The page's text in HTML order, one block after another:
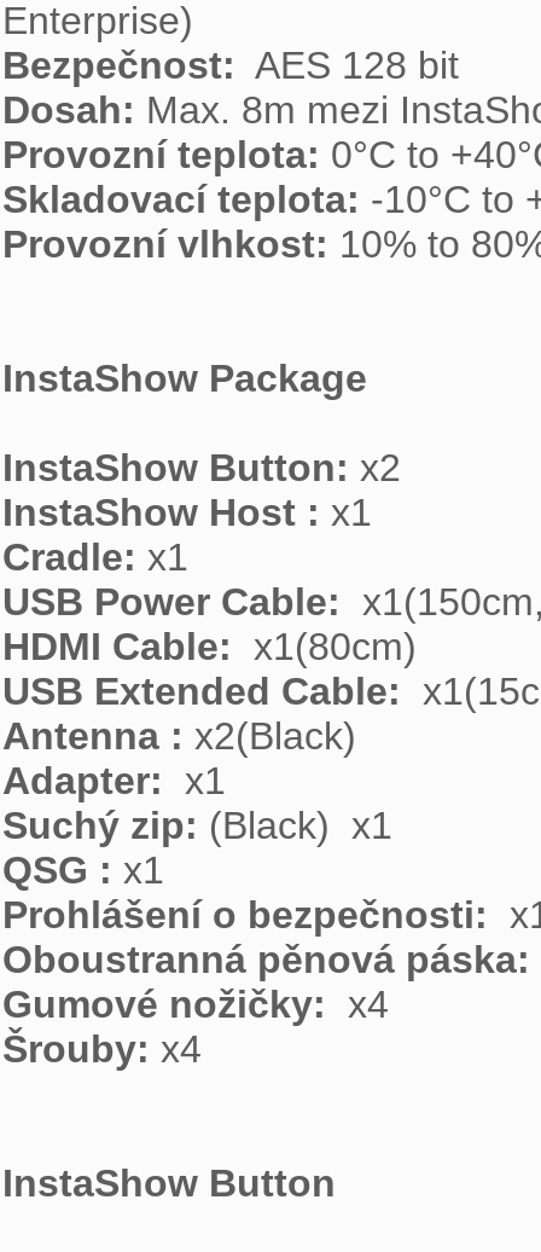
Bezpečnost:
Dosah:
Provozní teplota:
Skladovací teplota:
Provozní vlhkost: 10% to
InstaShow Package
InstaShow Button:
InstaShow Host :
Cradle:
USB Power Cable:
HDMI Cable:
USB Extended Cable:
Antenna :
Adapter:
Suchý zip:
QSG :
Prohlášení o bezpečnosti:
Oboustranná pěnová páska:
Gumové nožičky:
Šrouby: x4
InstaShow Button